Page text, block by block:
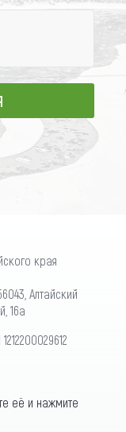
края
Алтайский
16а
её и нажмите